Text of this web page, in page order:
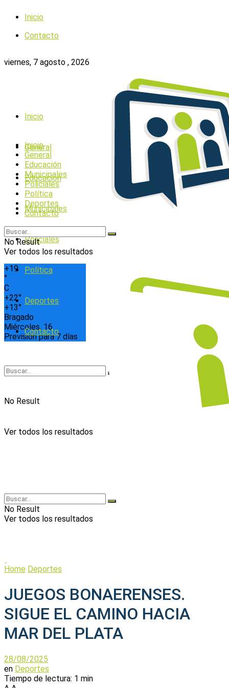
Inicio
Contacto
viernes, 7 agosto , 2026
+19
°
C
+22°
+13°
Bragado
Miércoles, 16
Previsión para 7 días
Inicio
General
Educación
Municipales
Policiales
Política
Deportes
Contacto
No Result
Ver todos los resultados
Inicio
General
Educación
Municipales
Policiales
Política
Deportes
Contacto
No Result
Ver todos los resultados
No Result
Ver todos los resultados
Home Deportes
JUEGOS BONAERENSES.
SIGUE EL CAMINO HACIA
MAR DEL PLATA
28/08/2025
en Deportes
Tiempo de lectura: 1 min